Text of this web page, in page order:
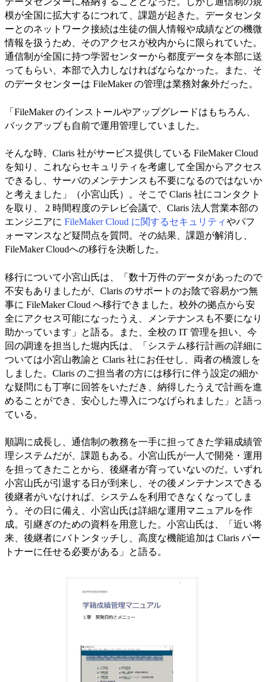
模が全国に拡大するにつれて、課題が起きた。データセンタ
ーとのネットワーク接続は生徒の個人情報や成績などの機微
情報を扱うため、そのアクセスが校内からに限られていた。
通信制が全国に持つ学習センターから都度データを本部に送
ってもらい、本部で入力しなければならなかった。また、そ
のデータセンターは FileMaker の管理は業務対象外だった。
「FileMaker のインストールやアップグレードはもちろん、
バックアップも自前で運用管理していました。
そんな時、Claris 社がサービス提供している FileMaker Cloud
を知り、これならセキュリティを考慮して全国からアクセス
できるし、サーバのメンテナンスも不要になるのではないか
と考えました」（小宮山氏）。そこで Claris 社にコンタクト
を取り、 2 時間程度のテレビ会議で、Claris 法人営業本部の
エンジニアに FileMaker Cloud に関するセキュリティやパフ
ォーマンスなど疑問点を質問。その結果、課題が解消し、
FileMaker Cloudへの移行を決断した。
移行について小宮山氏は、「数十万件のデータがあったので
不安もありましたが、Claris のサポートのお陰で容易かつ無
事に FileMaker Cloud へ移行できました。校外の拠点から安
全にアクセス可能になったうえ、メンテナンスも不要になり
助かっています」と語る。また、全校の IT 管理を担い、今
回の調達を担当した堀内氏は、「システム移行計画の詳細に
ついては小宮山教諭と Claris 社にお任せし、両者の橋渡しを
しました。Claris のご担当者の方には移行に伴う設定の細か
な疑問にも丁寧に回答をいただき、納得したうえで計画を進
めることができ、安心した導入につなげられました」と語っ
ている。
順調に成長し、通信制の教務を一手に担ってきた学籍成績管
理システムだが、課題もある。小宮山氏が一人で開発・運用
を担ってきたことから、後継者が育っていないのだ。いずれ
小宮山氏が引退する日が到来し、その後メンテナンスできる
後継者がいなければ、システムを利用できなくなってしま
う。その日に備え、小宮山氏は詳細な運用マニュアルを作
成。引継ぎのための資料を用意した。小宮山氏は、「近い将
来、後継者にバトンタッチし、高度な機能追加は Claris パー
トナーに任せる必要がある」と語る。